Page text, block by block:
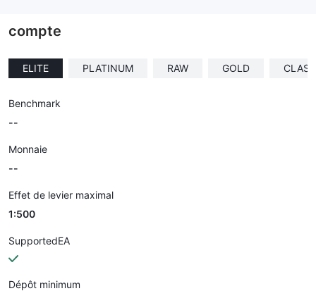
compte
ELITE PLATINUM RAW GOLD
Benchmark
--
Monnaie
--
Effet de levier maximal
1:500
SupportedEA
Dépôt minimum